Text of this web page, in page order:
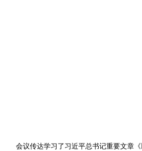
会议传达学习了习近平总书记重要文章